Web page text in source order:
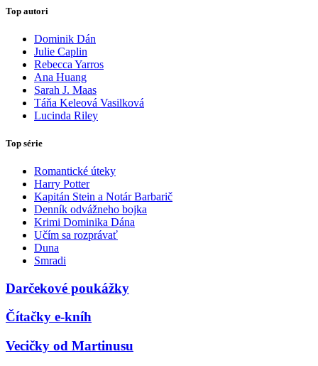
Top autori
Dominik Dán
Julie Caplin
Rebecca Yarros
Ana Huang
Sarah J. Maas
Táňa Keleová Vasilková
Lucinda Riley
Top série
Romantické úteky
Harry Potter
Kapitán Stein a Notár Barbarič
Denník odvážneho bojka
Krimi Dominika Dána
Učím sa rozprávať
Duna
Smradi
Darčekové poukážky
Čítačky e-kníh
Vecičky od Martinusu